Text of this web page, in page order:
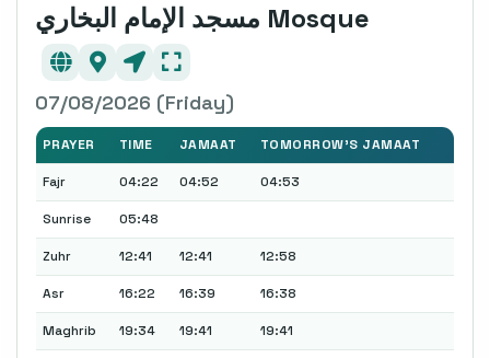
مسجد الإمام البخاري Mosque
07/08/2026 (Friday)
PRAYER TIME JAMAAT TOMORROW'S JAMAAT
Fajr 04:22 04:52 04:53
Sunrise 05:48
Zuhr 12:41 12:41 12:58
Asr 16:22 16:39 16:38
Maghrib 19:34 19:41 19:41